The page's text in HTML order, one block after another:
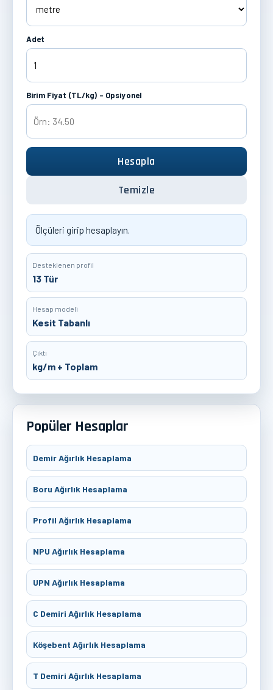
Adet
Birim Fiyat (TL/kg) - Opsiyonel
Hesapla
Temizle
Ölçüleri girip hesaplayın.
Desteklenen profil
13 Tür
Hesap modeli
Kesit Tabanlı
Çıktı
kg/m + Toplam
Popüler Hesaplar
Demir Ağırlık Hesaplama
Boru Ağırlık Hesaplama
Profil Ağırlık Hesaplama
NPU Ağırlık Hesaplama
UPN Ağırlık Hesaplama
C Demiri Ağırlık Hesaplama
Köşebent Ağırlık Hesaplama
T Demiri Ağırlık Hesaplama